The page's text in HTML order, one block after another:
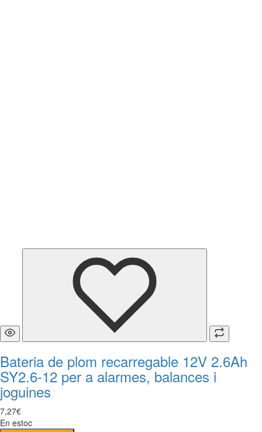
Bateria de plom recarregable 12V 2.6Ah
SY2.6-12 per a alarmes, balances i
joguines
7,27€
En estoc